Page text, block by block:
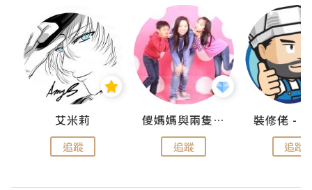
艾米莉
追蹤
儍媽媽與兩隻小魔怪之家
追蹤 追蹤